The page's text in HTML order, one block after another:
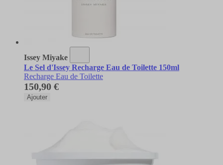
Issey Miyake
Le Sel d'Issey Recharge Eau de Toilette 150ml
Recharge Eau de Toilette
150,90 €
Ajouter